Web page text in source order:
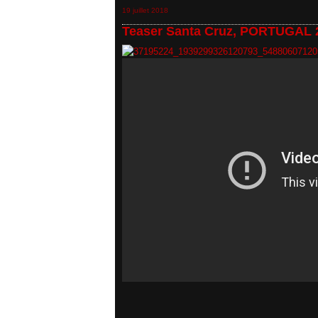
19 juillet 2018
Teaser Santa Cruz, PORTUGAL